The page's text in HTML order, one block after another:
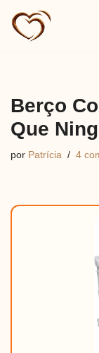
Pular
Berço
Que
por Patrícia 4